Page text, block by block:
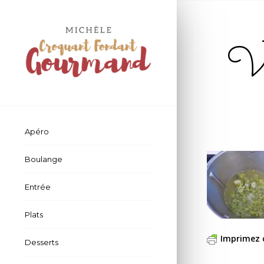
Apéro
Boulange
Entrée
Plats
Desserts Imprimez